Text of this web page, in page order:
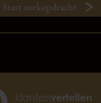
Start zoekopdracht
klantenvertellen